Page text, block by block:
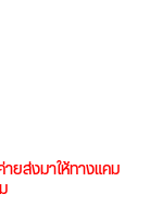
ยส่งมาให้ทางแคม